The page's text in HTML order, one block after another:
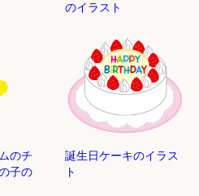
のイラスト
のチ
子の
誕生日ケーキのイラス
ト